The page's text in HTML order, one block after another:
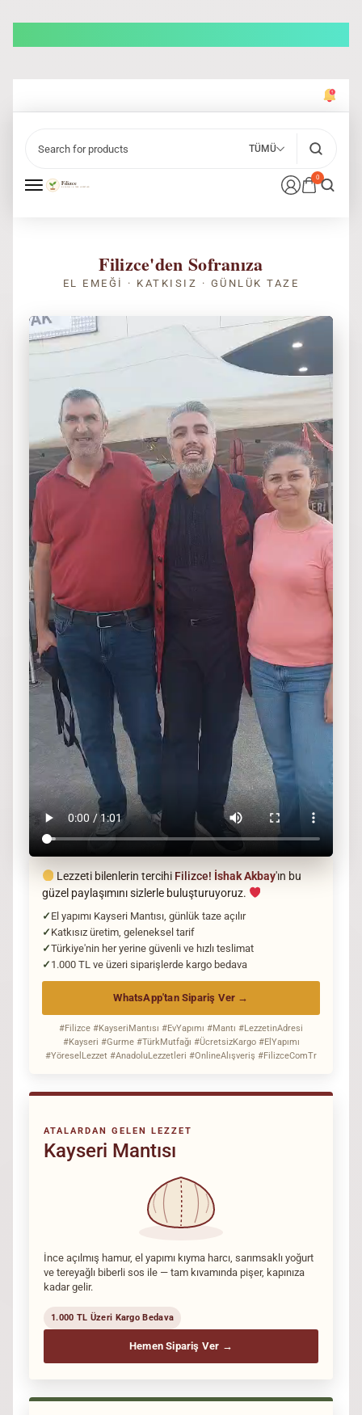
0
TÜMÜ
Filizce'den Sofranıza
EL EMEĞI · KATKISIZ · GÜNLÜK TAZE
ATALARDAN GELEN LEZZET
Kayseri Mantısı
İnce açılmış hamur, el yapımı kıyma harcı, sarımsaklı yoğurt
ve tereyağlı biberli sos ile — tam kıvamında pişer, kapınıza
kadar gelir.
1.000 TL Üzeri Kargo Bedava
Hemen Sipariş Ver →
Lezzeti bilenlerin tercihi Filizce! İshak Akbay'ın bu
güzel paylaşımını sizlerle buluşturuyoruz.
El yapımı Kayseri Mantısı, günlük taze açılır
Katkısız üretim, geleneksel tarif
Türkiye'nin her yerine güvenli ve hızlı teslimat
1.000 TL ve üzeri siparişlerde kargo bedava
WhatsApp'tan Sipariş Ver →
#Filizce #KayseriMantısı #EvYapımı #Mantı #LezzetinAdresi
#Kayseri #Gurme #TürkMutfağı #ÜcretsizKargo #ElYapımı
#YöreselLezzet #AnadoluLezzetleri #OnlineAlışveriş #FilizceComTr